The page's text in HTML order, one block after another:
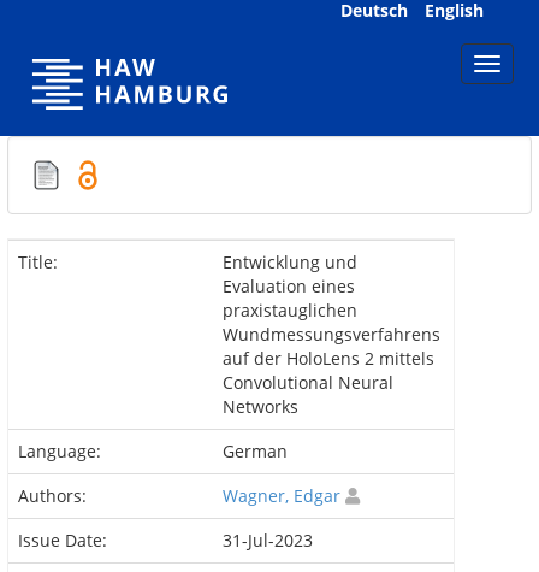
Deutsch English
Title:
Entwicklung und
Evaluation eines
praxistauglichen
Wundmessungsverfahrens
auf der HoloLens 2 mittels
Convolutional Neural
Networks
Language:
German
Authors:
Wagner, Edgar
Issue Date:
31-Jul-2023